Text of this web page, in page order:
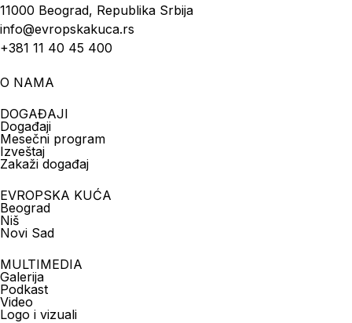
11000 Beograd, Republika Srbija
info@evropskakuca.rs
+381 11 40 45 400
O NAMA
DOGAĐAJI
Događaji
Mesečni program
Izveštaj
Zakaži događaj
EVROPSKA KUĆA
Beograd
Niš
Novi Sad
MULTIMEDIA
Galerija
Podkast
Video
Logo i vizuali